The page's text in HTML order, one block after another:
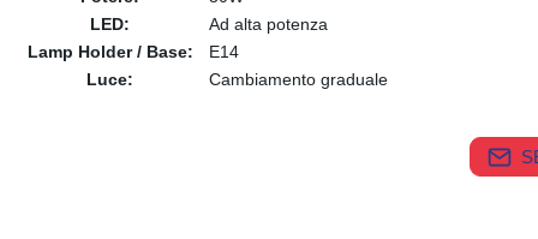
LED:
Ad alta potenza
Lamp Holder / Base:
E14
Luce:
Cambiamento graduale